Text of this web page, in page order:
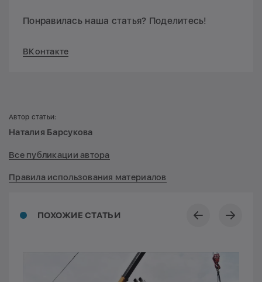
Понравилась наша статья? Поделитесь!
ВКонтакте
ПОХОЖИЕ СТАТЬИ
Автор статьи:
Наталия Барсукова
Все публикации автора
Правила использования материалов